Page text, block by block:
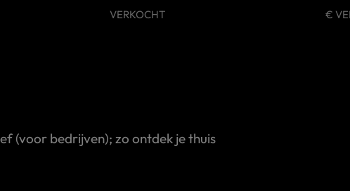
VERKOCHT €
(voor bedrijven); zo ontdek je thuis